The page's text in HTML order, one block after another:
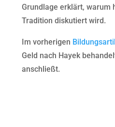
Grundlage erklärt, warum
Tradition diskutiert wird.
Im vorherigen
Geld nach Hayek
anschließt.